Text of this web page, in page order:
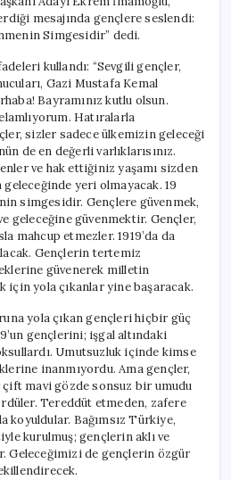
mesajında gençlere seslendi:
Simgesidir” dedi.
kullandı: “Sevgili gençler,
Gazi Mustafa Kemal
Bayramınız kutlu olsun.
Hatıralarla
sizler sadece ülkemizin geleceği
de en değerli varlıklarısınız.
ve hak ettiğiniz yaşamı sizden
yeri olmayacak. 19
simgesidir. Gençlere güvenmek,
geleceğine güvenmektir. Gençler,
mahcup etmezler. 1919’da da
Gençlerin tertemiz
güvenerek milletin
için yola çıkanlar yine başaracak.
yola çıkan gençleri hiçbir güç
gençlerini; işgal altındaki
Umutsuzluk içinde kimse
inanmıyordu. Ama gençler,
mavi gözde sonsuz bir umudu
Tereddüt etmeden, zafere
koyuldular. Bağımsız Türkiye,
kurulmuş; gençlerin aklı ve
Geleceğimizi de gençlerin özgür